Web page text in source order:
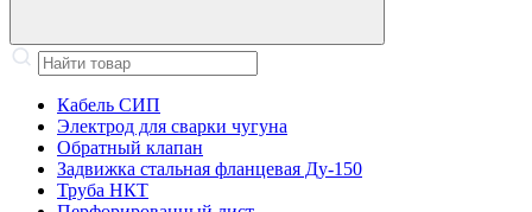
Кабель СИП
Электрод для сварки чугуна
Обратный клапан
Задвижка стальная фланцевая Ду-150
Труба НКТ